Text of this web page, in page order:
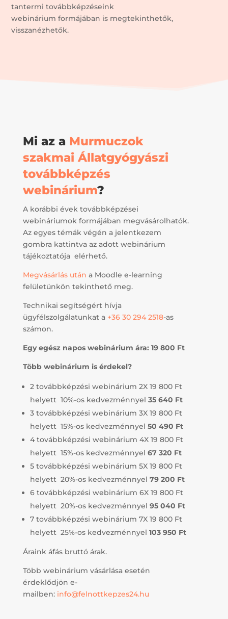
tantermi továbbképzéseink
webinárium formájában is megtekinthetők,
visszanézhetők.
Mi az a Murmuczok
szakmai Állatgyógyászi
továbbképzés
webinárium?
A korábbi évek továbbképzései
webináriumok formájában megvásárolhatók.
Az egyes témák végén a jelentkezem
gombra kattintva az adott webinárium
tájékoztatója elérhető.
Megvásárlás után a Moodle e-learning
felületünkön tekinthető meg.
Technikai segítségért hívja
ügyfélszolgálatunkat a +36 30 294 2518-as
számon.
Egy egész napos webinárium ára: 19 800 Ft
Több webinárium is érdekel?
2 továbbképzési webinárium 2X 19 800 Ft
helyett 10%-os kedvezménnyel 35 640 Ft
3 továbbképzési webinárium 3X 19 800 Ft
helyett 15%-os kedvezménnyel 50 490 Ft
4 továbbképzési webinárium 4X 19 800 Ft
helyett 15%-os kedvezménnyel 67 320 Ft
5 továbbképzési webinárium 5X 19 800 Ft
helyett 20%-os kedvezménnyel 79 200 Ft
6 továbbképzési webinárium 6X 19 800 Ft
helyett 20%-os kedvezménnyel 95 040 Ft
7 továbbképzési webinárium 7X 19 800 Ft
helyett 25%-os kedvezménnyel 103 950 Ft
Áraink áfás bruttó árak.
Több webinárium vásárlása esetén
érdeklődjön e-
mailben: info@felnottkepzes24.hu